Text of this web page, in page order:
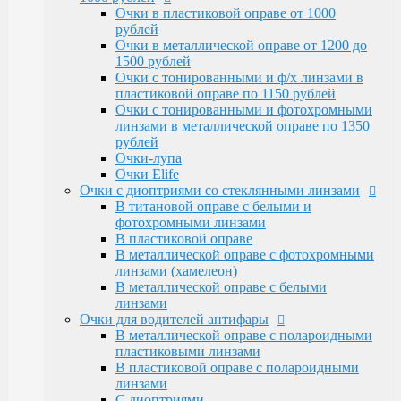
Очки Elife
Очки с диоптриями со стеклянными линзами
В титановой оправе с белыми и
фотохромными линзами
В пластиковой оправе
В металлической оправе с фотохромными
линзами (хамелеон)
В металлической оправе с белыми линзами
Очки для водителей антифары
В металлической оправе с полароидными
пластиковыми линзами
В пластиковой оправе с полароидными
линзами
С диоптриями
Очки для компьютера
В пластиковой оправе с полимерными
линзами
В металлической оправе
Тренажерные очки
В пластиковой оправе
В металлической оправе
Очки глаукомные
Очки Эксклюзивные Ricardi от 15000
Бренд оправы
Очки в пластиковой оправе от 1000
рублей
Очки в металлической оправе от 1200 до
1500 рублей
Очки с тонированными и ф/х линзами в
пластиковой оправе по 1150 рублей
Очки с тонированными и фотохромными
линзами в металлической оправе по 1350
рублей
Очки-лупа
Очки Elife
Очки с диоптриями со стеклянными линзами
В титановой оправе с белыми и
фотохромными линзами
В пластиковой оправе
В металлической оправе с фотохромными
линзами (хамелеон)
В металлической оправе с белыми
линзами
Очки для водителей антифары
В металлической оправе с полароидными
пластиковыми линзами
В пластиковой оправе с полароидными
линзами